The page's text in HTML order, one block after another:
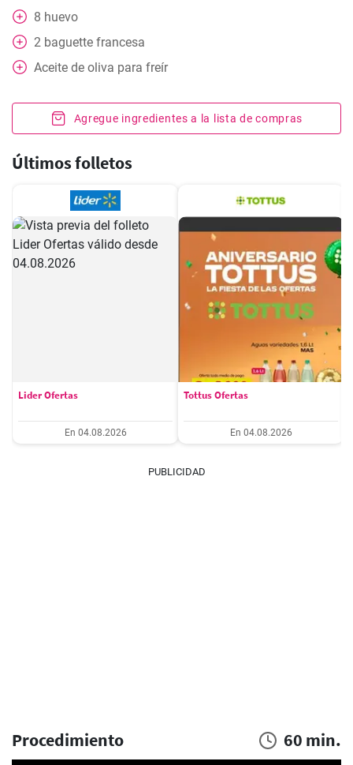
8 huevo
2 baguette francesa
Aceite de oliva para freír
Agregue ingredientes a la lista de compras
Últimos folletos
Lider Ofertas
En 04.08.2026
Tottus Ofertas
En 04.08.2026
PUBLICIDAD
Procedimiento 60 min.